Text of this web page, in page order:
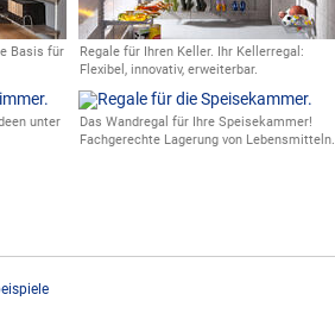
Basis für
Regale für Ihren Keller. Ihr Kellerregal:
Flexibel, innovativ, erweiterbar.
unter
Das Wandregal für Ihre Speisekammer!
Fachgerechte Lagerung von Lebensmitteln.